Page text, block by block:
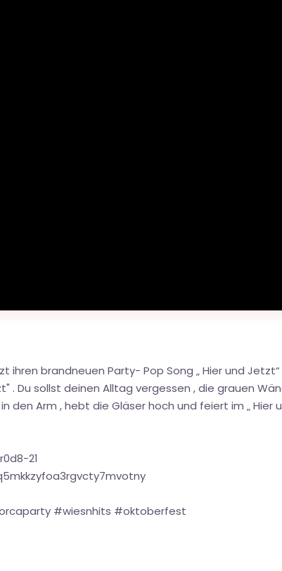
ihren brandneuen Party- Pop Song „ Hier und Jetzt“
. Du sollst deinen Alltag vergessen , die grauen
den Arm , hebt die Gläser hoch und feiert im „ Hier
21
#wiesnhits #oktoberfest